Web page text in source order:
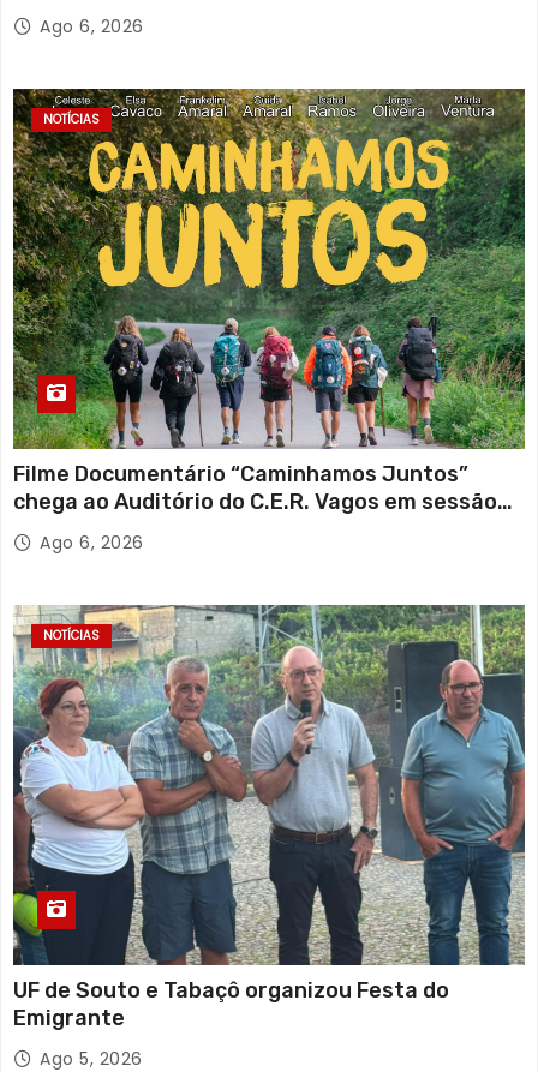
Ago 6, 2026
NOTÍCIAS
Filme Documentário “Caminhamos Juntos”
chega ao Auditório do C.E.R. Vagos em sessão
solidária
Ago 6, 2026
NOTÍCIAS
UF de Souto e Tabaçô organizou Festa do
Emigrante
Ago 5, 2026